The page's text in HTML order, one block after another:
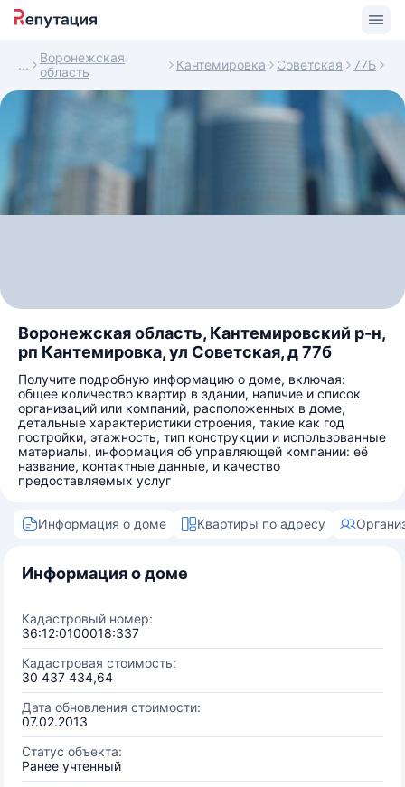
Воронежская
область
Кантемировка Советская 77Б
Воронежская область, Кантемировский р-н,
рп Кантемировка, ул Советская, д 77б
Получите подробную информацию о доме, включая:
общее количество квартир в здании, наличие и список
организаций или компаний, расположенных в доме,
детальные характеристики строения, такие как год
постройки, этажность, тип конструкции и использованные
материалы, информация об управляющей компании: её
название, контактные данные, и качество
предоставляемых услуг
Информация о доме Квартиры по адресу
Информация о доме
Кадастровый номер:
36:12:0100018:337
Кадастровая стоимость:
30 437 434,64
Дата обновления стоимости:
07.02.2013
Статус объекта:
Ранее учтенный